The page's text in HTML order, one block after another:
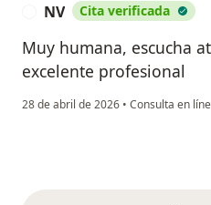
NV Cita verificada
Muy humana, escucha
excelente profesional
28 de abril de 2026 • Consulta en